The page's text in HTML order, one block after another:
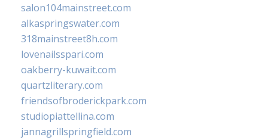
salon104mainstreet.com
alkaspringswater.com
318mainstreet8h.com
lovenailsspari.com
oakberry-kuwait.com
quartzliterary.com
friendsofbroderickpark.com
studiopiattellina.com
jannagrillspringfield.com